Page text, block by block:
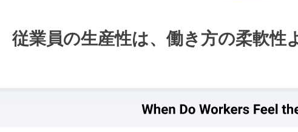
従業員の生産性は、働き方の柔軟性